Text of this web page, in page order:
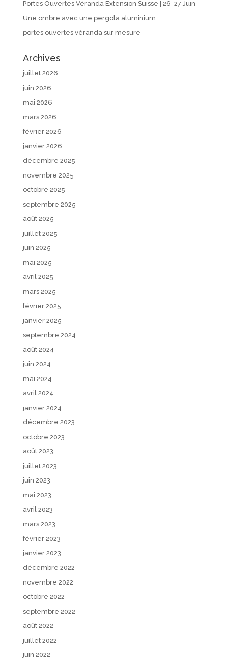
Portes Ouvertes Véranda Extension Suisse | 26-27 Juin
Une ombre avec une pergola aluminium
portes ouvertes véranda sur mesure
Archives
juillet 2026
juin 2026
mai 2026
mars 2026
février 2026
janvier 2026
décembre 2025
novembre 2025
octobre 2025
septembre 2025
août 2025
juillet 2025
juin 2025
mai 2025
avril 2025
mars 2025
février 2025
janvier 2025
septembre 2024
août 2024
juin 2024
mai 2024
avril 2024
janvier 2024
décembre 2023
octobre 2023
août 2023
juillet 2023
juin 2023
mai 2023
avril 2023
mars 2023
février 2023
janvier 2023
décembre 2022
novembre 2022
octobre 2022
septembre 2022
août 2022
juillet 2022
juin 2022